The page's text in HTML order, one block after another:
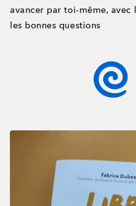
avancer par toi-même, avec
les bonnes questions